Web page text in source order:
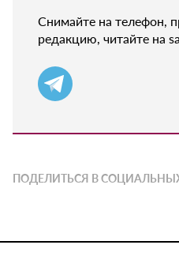
Снимайте на телефон,
редакцию, читайте на
ПОДЕЛИТЬСЯ В